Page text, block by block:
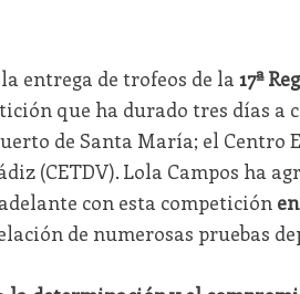
entrega de trofeos de la 17ª
que ha durado tres días a
de Santa María; el Centro
(CETDV). Lola Campos ha
con esta competición
de numerosas pruebas